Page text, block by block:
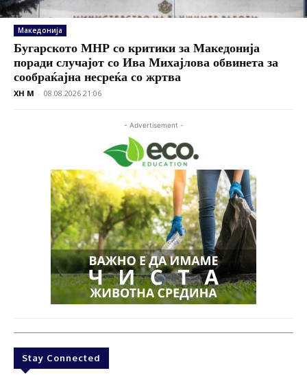
Македонија
Бугарското МНР со критики за Македонија
поради случајот со Ива Михајлова обвинета за
сообраќајна несреќа со жртва
XH M - 08.08.2026 21:06
- Advertisement -
Stay Connected